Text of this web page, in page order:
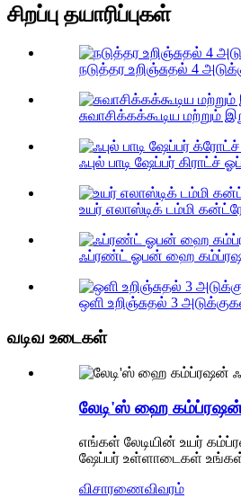
சிறப்பு தயாரிப்புகள்
நடுத்தர உறிஞ்சுதல் 4
சுவாசிக்கக்கூடிய
ஃபுல் பாடி ஷேப்பர் கிராட்ச்
உயர் எலாஸ்டிக் டம்மி
ஃப்ரண்ட் ஓபன் ஹை
ஒளி உறிஞ்சுதல் 3
வடிவ உடைகள்
லேடி'ஸ் ஹை கம்ப்ரஷன்
எங்கள் லேடியின் உயர்
ஷேப்பர் உள்ளாடைகள் உங்கள்
விசாரணைவிவரம்